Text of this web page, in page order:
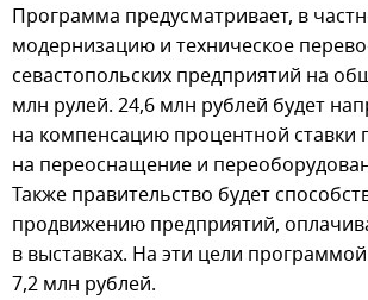
Программа предусматривает, в
модернизацию и техническое
севастопольских предприятий на
млн рулей. 24,6 млн рублей будет
на компенсацию процентной ставки
на переоснащение и
Также правительство будет
продвижению предприятий,
в выставках. На эти цели
7,2 млн рублей.